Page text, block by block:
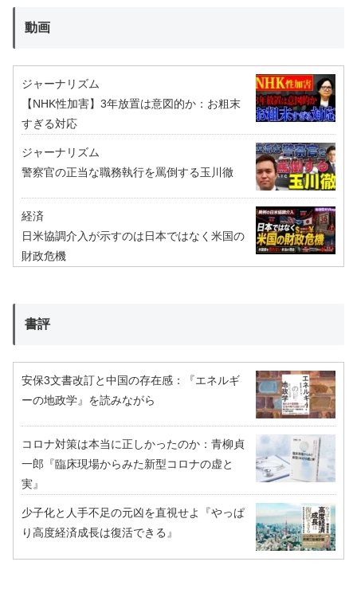
動画
ジャーナリズム
【NHK性加害】3年放置は意図的か：お粗末
すぎる対応
ジャーナリズム
警察官の正当な職務執行を罵倒する玉川徹
経済
日米協調介入が示すのは日本ではなく米国の
財政危機
書評
安保3文書改訂と中国の存在感：『エネルギ
ーの地政学』を読みながら
コロナ対策は本当に正しかったのか：青柳貞
一郎『臨床現場からみた新型コロナの虚と
実』
少子化と人手不足の元凶を直視せよ『やっぱ
り高度経済成長は復活できる』